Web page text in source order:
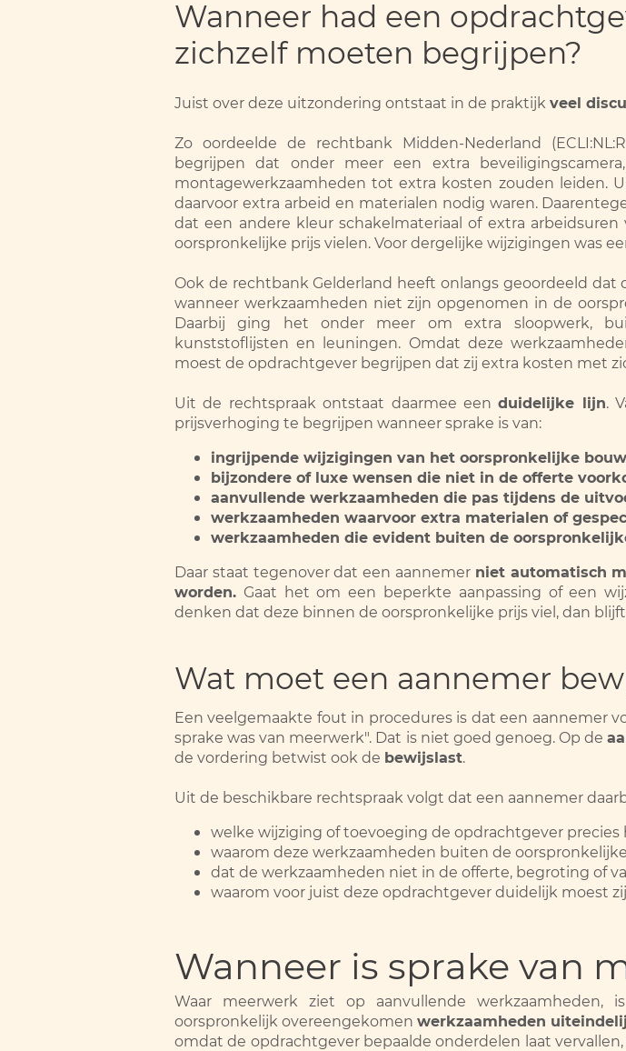
Wanneer had een
zichzelf moeten begrijpen?
Juist over deze uitzondering ontstaat in de praktijk veel
Zo oordeelde de rechtbank Midden-Nederland
begrijpen dat onder meer een extra
montagewerkzaamheden tot extra kosten zouden leiden.
daarvoor extra arbeid en materialen nodig waren.
dat een andere kleur schakelmateriaal of extra
oorspronkelijke prijs vielen. Voor dergelijke wijzigingen was
Ook de rechtbank Gelderland heeft onlangs geoordeeld
wanneer werkzaamheden niet zijn opgenomen in de
Daarbij ging het onder meer om extra sloopwerk,
kunststoflijsten en leuningen. Omdat deze
moest de opdrachtgever begrijpen dat zij extra kosten met
Uit de rechtspraak ontstaat daarmee eenduidelijke lijn.
prijsverhoging te begrijpen wanneer sprake is van:
ingrijpende wijzigingen van het oorspronkelijke
bijzondere of luxe wensen die niet in de offerte
aanvullende werkzaamheden die pas tijdens de
werkzaamheden waarvoor extra materialen of
werkzaamheden die evident buiten de
Daar staat tegenover dat een aannemer niet automatisch
worden. Gaat het om een beperkte aanpassing of een
denken dat deze binnen de oorspronkelijke prijs viel, dan
Wat moet een aannemer
Een veelgemaakte fout in procedures is dat een aannemer
sprake was van meerwerk". Dat is niet goed genoeg. Op de
de vordering betwist ook de bewijslast.
Uit de beschikbare rechtspraak volgt dat een aannemer
welke wijziging of toevoeging de opdrachtgever precies
waarom deze werkzaamheden buiten de
dat de werkzaamheden niet in de offerte, begroting of
waarom voor juist deze opdrachtgever duidelijk moest
Wanneer is sprake van
Waar meerwerk ziet op aanvullende
oorspronkelijk overeengekomenwerkzaamheden
omdat de opdrachtgever bepaalde onderdelen laat